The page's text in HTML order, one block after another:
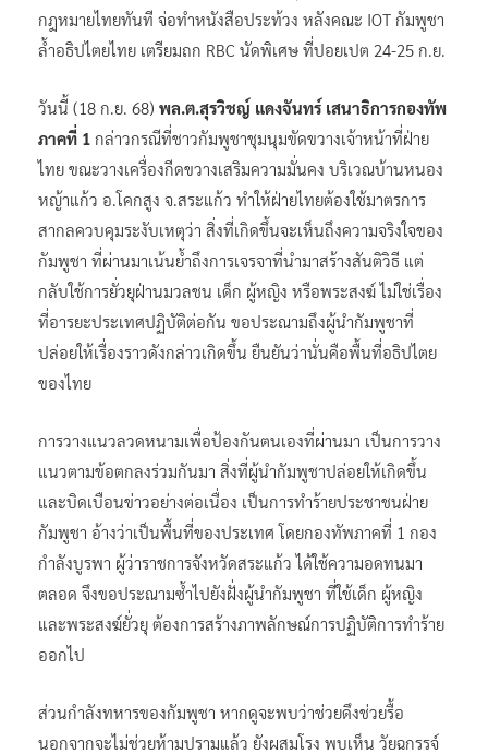
กฎหมายไทยทันที จ่อทำหนังสือประท้วง หลังคณะ IOT กัมพูชา
ล้ำอธิปไตยไทย เตรียมถก RBC นัดพิเศษ ที่ปอยเปต 24-25 ก.ย.
วันนี้ (18 ก.ย. 68) พล.ต.สุรวิชญ์ แดงจันทร์ เสนาธิการกองทัพ
ภาคที่ 1 กล่าวกรณีที่ชาวกัมพูชาชุมนุมขัดขวางเจ้าหน้าที่ฝ่าย
ไทย ขณะวางเครื่องกีดขวางเสริมความมั่นคง บริเวณบ้านหนอง
หญ้าแก้ว อ.โคกสูง จ.สระแก้ว ทำให้ฝ่ายไทยต้องใช้มาตรการ
สากลควบคุมระงับเหตุว่า สิ่งที่เกิดขึ้นจะเห็นถึงความจริงใจของ
กัมพูชา ที่ผ่านมาเน้นย้ำถึงการเจรจาที่นำมาสร้างสันติวิธี แต่
กลับใช้การยั่วยุฝ่านมวลชน เด็ก ผู้หญิง หรือพระสงฆ์ ไม่ใช่เรื่อง
ที่อารยะประเทศปฏิบัติต่อกัน ขอประณามถึงผู้นำกัมพูชาที่
ปล่อยให้เรื่องราวดังกล่าวเกิดขึ้น ยืนยันว่านั่นคือพื้นที่อธิปไตย
ของไทย
การวางแนวลวดหนามเพื่อป้องกันตนเองที่ผ่านมา เป็นการวาง
แนวตามข้อตกลงร่วมกันมา สิ่งที่ผู้นำกัมพูชาปล่อยให้เกิดขึ้น
และบิดเบือนข่าวอย่างต่อเนื่อง เป็นการทำร้ายประชาชนฝ่าย
กัมพูชา อ้างว่าเป็นพื้นที่ของประเทศ โดยกองทัพภาคที่ 1 กอง
กำลังบูรพา ผู้ว่าราชการจังหวัดสระแก้ว ได้ใช้ความอดทนมา
ตลอด จึงขอประณามซ้ำไปยังฝั่งผู้นำกัมพูชา ที่ใช้เด็ก ผู้หญิง
และพระสงฆ์ยั่วยุ ต้องการสร้างภาพลักษณ์การปฏิบัติการทำร้าย
ออกไป
ส่วนกำลังทหารของกัมพูชา หากดูจะพบว่าช่วยดึงช่วยรื้อ
นอกจากจะไม่ช่วยห้ามปรามแล้ว ยังผสมโรง พบเห็น วัยฉกรรจ์